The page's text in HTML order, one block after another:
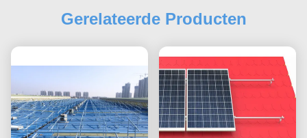
Gerelateerde Producten